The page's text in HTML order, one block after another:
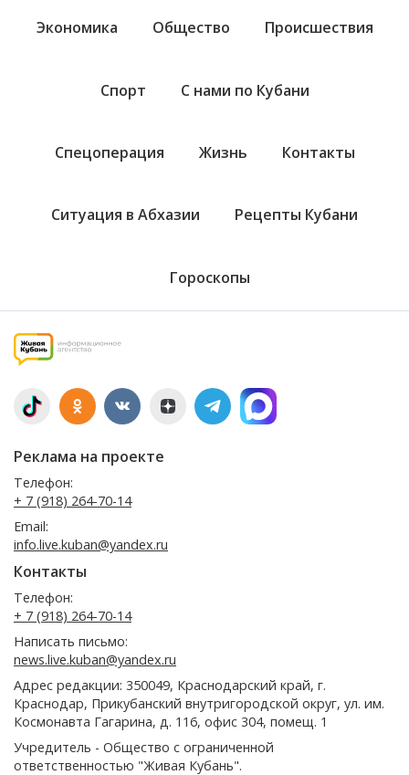
Экономика Общество Происшествия
Спорт С нами по Кубани
Спецоперация Жизнь Контакты
Ситуация в Абхазии Рецепты Кубани
Гороскопы
Реклама на проекте
Телефон:
+ 7 (918) 264-70-14
Email:
info.live.kuban@yandex.ru
Контакты
Телефон:
+ 7 (918) 264-70-14
Написать письмо:
news.live.kuban@yandex.ru
Адрес редакции: 350049, Краснодарский край, г.
Краснодар, Прикубанский внутригородской округ, ул. им.
Космонавта Гагарина, д. 116, офис 304, помещ. 1
Учредитель - Общество с ограниченной
ответственностью "Живая Кубань".